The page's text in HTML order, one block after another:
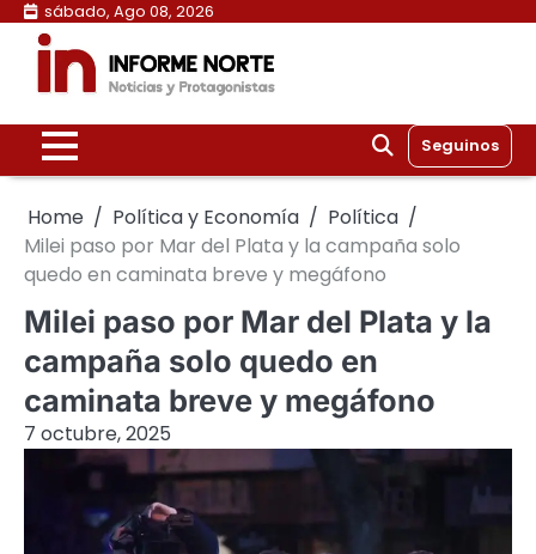
Skip
content
sábado, Ago 08, 2026
Seguinos
Home Política y Economía
Política
Milei paso por Mar del Plata y la campaña solo
quedo en caminata breve y megáfono
Milei paso por Mar del Plata y la
campaña solo quedo en
caminata breve y megáfono
7 octubre, 2025